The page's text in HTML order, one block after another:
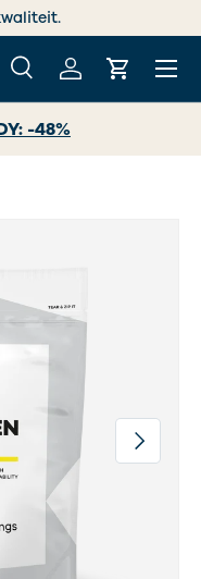
★ ★ ★
ZoekenInloggen
Menu
-48%
Volgende